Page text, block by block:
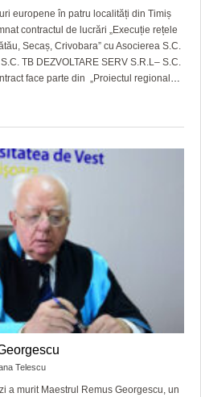
europene în patru localități din Timiș
contractul de lucrări „Execuție rețele
Secaș, Crivobara” cu Asocierea S.C.
TB DEZVOLTARE SERV S.R.L– S.C.
face parte din „Proiectul regional…
Telescu
a murit Maestrul Remus Georgescu, un